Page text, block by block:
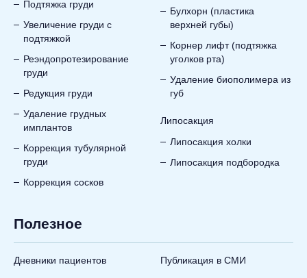
Подтяжка груди
Увеличение груди с
подтяжкой
Реэндопротезирование
груди
Редукция груди
Удаление грудных
имплантов
Коррекция тубулярной
груди
Коррекция сосков
Булхорн (пластика
верхней губы)
Корнер лифт (подтяжка
уголков рта)
Удаление биополимера из
губ
Липосакция
Липосакция холки
Липосакция подбородка
Полезное
Дневники пациентов Публикация в СМИ